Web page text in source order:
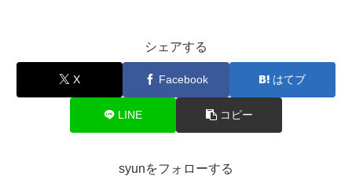
シェアする
X Facebook はてブ
LINE コピー
syunをフォローする